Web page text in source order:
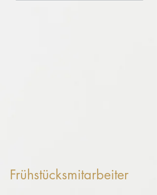
Frühstücksmitarbeiter